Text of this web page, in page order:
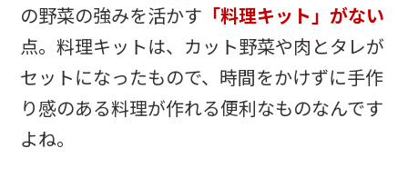
の野菜の強みを活かす 「料理キット」がない
点。料理キットは、カット野菜や肉とタレが
セットになったもので、時間をかけずに手作
り感のある料理が作れる便利なものなんです
よね。